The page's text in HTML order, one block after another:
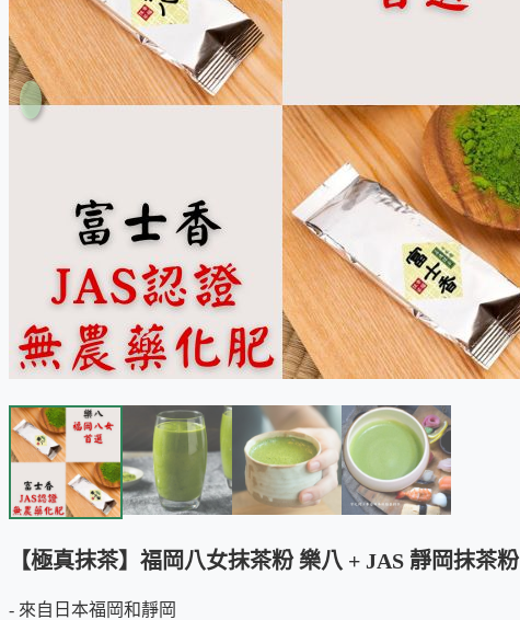
【極真抹茶】福岡八女抹茶粉 樂八 + JAS 靜岡抹茶
- 來自日本福岡和靜岡